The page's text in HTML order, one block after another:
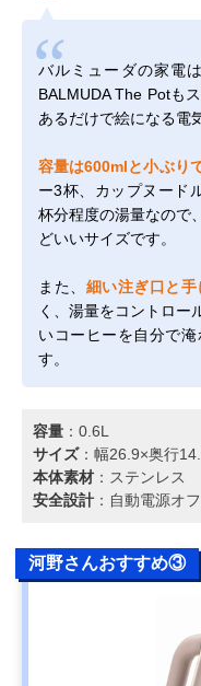
バルミューダの家電
BALMUDA The Potも
あるだけで絵になる電
容量は600mlと小ぶり
ー3杯、カップヌード
杯分程度の湯量なので
どいいサイズです。
また、 細い注ぎ口と
く、湯量をコントロー
いコーヒーを自分で
す。
容量 ：0.6L
サイズ：幅26.9×奥行
本体素材 ：ステンレス
安全設計 ：自動電源オ
河野さんおすすめ③